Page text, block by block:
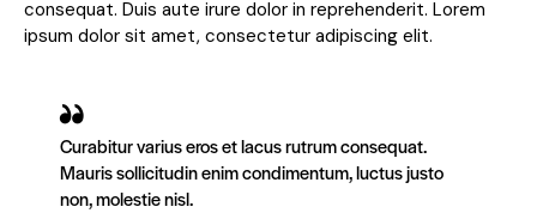
consequat. Duis aute irure dolor in reprehenderit. Lorem
ipsum dolor sit amet, consectetur adipiscing elit.
Curabitur varius eros et lacus rutrum consequat.
Mauris sollicitudin enim condimentum, luctus justo
non, molestie nisl.